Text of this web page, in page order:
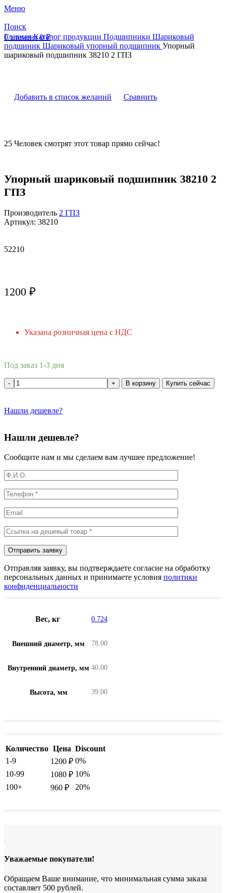
Меню
Поиск
0элемент 0₽
ГлавнаяКаталог продукции Подшипники Шариковый
подшиник Шариковый упорный подшипник Упорный
шариковый подшипник 38210 2 ГПЗ
Добавить в список желаний Сравнить
25 Человек смотрят этот товар прямо сейчас!
Упорный шариковый подшипник 38210 2
ГПЗ
Производитель 2 ГПЗ
Артикул: 38210
52210
1200 ₽
Указана розничная цена с НДС
Под заказ 1-3 дня
В корзину Купить сейчас
Нашли дешевле?
Нашли дешевле?
Сообщите нам и мы сделаем вам лучшее предложение!
Отправляя заявку, вы подтверждаете согласие на обработку
персональных данных и принимаете условия политики
конфиденциальности
Вес, кг 0.724
Внешний диаметр, мм 78.00
Внутренний диаметр, мм 40.00
Высота, мм 39.00
Количество Цена Discount
1-9
1200 ₽ 0%
10-99
1080 ₽ 10%
100+
960 ₽ 20%
Уважаемые покупатели!
Обращаем Ваше внимание, что минимальная сумма заказа
составляет 500 рублей.